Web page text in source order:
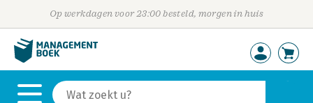
Op werkdagen voor 23:00 besteld, morgen in huis